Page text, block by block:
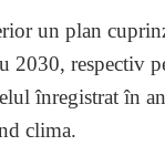
un plan
2030, respectiv
înregistrat în
clima.